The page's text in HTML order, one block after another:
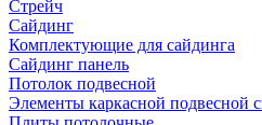
Стрейч
Сайдинг
Комплектующие для сайдинга
Сайдинг панель
Потолок подвесной
Элементы каркасной подвесной